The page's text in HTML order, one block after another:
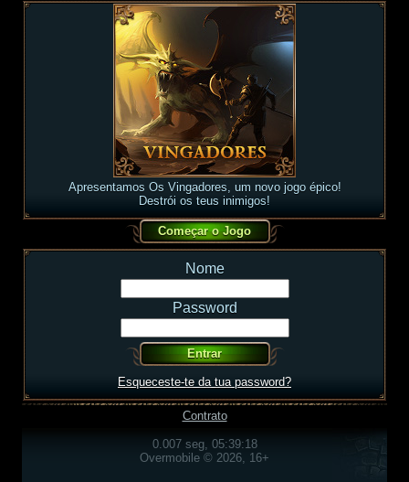
Apresentamos Os Vingadores, um novo jogo épico!
Destrói os teus inimigos!
Nome
Password
Esqueceste-te da tua password?
Contrato
0.007 seg, 05:39:18
Overmobile © 2026, 16+